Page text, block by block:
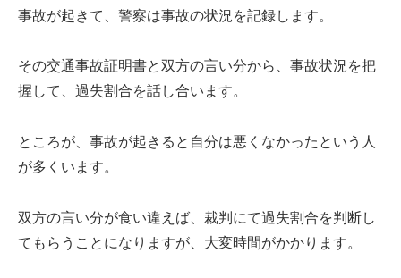
事故が起きて、警察は事故の状況を記録します。
その交通事故証明書と双方の言い分から、事故状況を把
握して、過失割合を話し合います。
ところが、事故が起きると自分は悪くなかったという人
が多くいます。
双方の言い分が食い違えば、裁判にて過失割合を判断し
てもらうことになりますが、大変時間がかかります。